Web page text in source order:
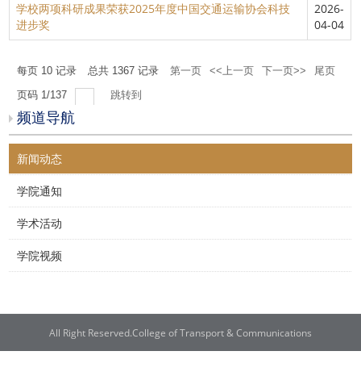
学校两项科研成果荣获2025年度中国交通运输协会科技
进步奖
2026-
04-04
每页 10 记录 总共 1367 记录 第一页 <<上一页 下一页>>
尾页
页码 1/137 跳转到
频道导航
新闻动态
学院通知
学术活动
学院视频
All Right Reserved.College of Transport & Communications
联系电话：021-38282300 | 邮编：201306 | 地址：上海市浦东新区临港新城海